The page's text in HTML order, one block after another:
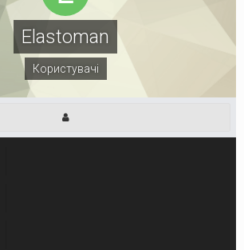
Elastoman
Користувачі